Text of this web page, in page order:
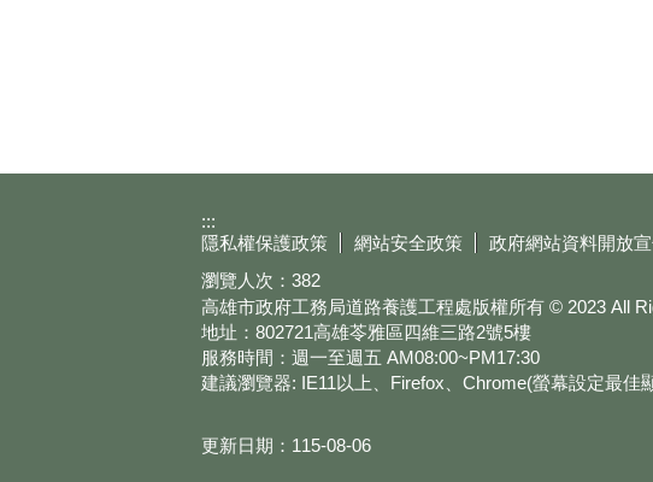
:::
隱私權保護政策
網站安全政策
政府網站資料開放
瀏覽人次： 382
高雄市政府工務局道路養護工程處版權所有 © 2023 All
地址：802721高雄苓雅區四維三路2號5樓
服務時間：週一至週五 AM08:00~PM17:30
建議瀏覽器: IE11以上、Firefox、Chrome(螢幕設定最佳
更新日期： 115-08-06